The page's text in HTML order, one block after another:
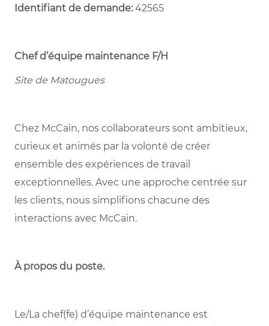
Identifiant de demande:42565
Chef d’équipe maintenance F/H
Site de Matougues
Chez McCain, nos collaborateurs sont ambitieux,
curieux et animés par la volonté de créer
ensemble des expériences de travail
exceptionnelles. Avec une approche centrée sur
les clients, nous simplifions chacune des
interactions avec McCain.
À propos du poste.
Le/La chef(fe) d’équipe maintenance est